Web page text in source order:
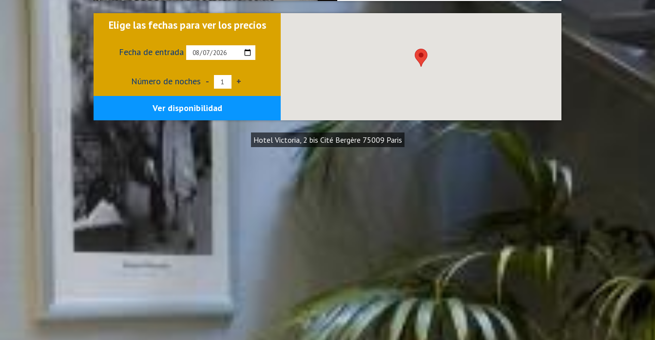
Elige las fechas para ver los precios
Fecha de entrada
Número de noches - +
Ver disponibilidad
Hotel Victoria, 2 bis Cité Bergère 75009 Paris